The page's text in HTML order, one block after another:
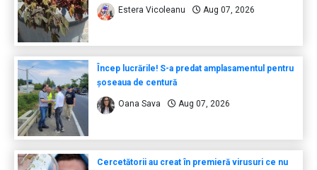
Estera Vicoleanu Aug 07, 2026
Încep lucrările! S-a predat amplasamentul pentru
șoseaua de centură
Oana Sava Aug 07, 2026
Cercetătorii au creat în premieră virusuri ce nu